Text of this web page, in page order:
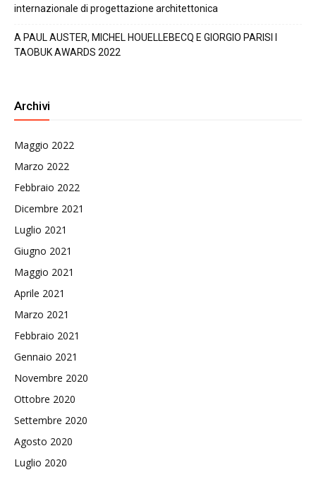
internazionale di progettazione architettonica
A PAUL AUSTER, MICHEL HOUELLEBECQ E GIORGIO PARISI I
TAOBUK AWARDS 2022
Archivi
Maggio 2022
Marzo 2022
Febbraio 2022
Dicembre 2021
Luglio 2021
Giugno 2021
Maggio 2021
Aprile 2021
Marzo 2021
Febbraio 2021
Gennaio 2021
Novembre 2020
Ottobre 2020
Settembre 2020
Agosto 2020
Luglio 2020